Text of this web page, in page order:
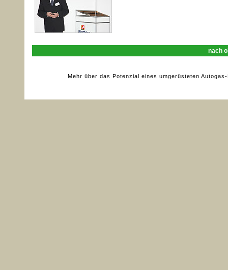
nach
Mehr über das Potenzial eines umgerüsteten